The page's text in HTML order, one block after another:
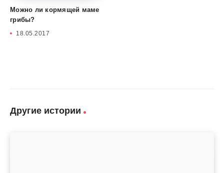
Можно ли кормящей маме
грибы?
18.05.2017
Другие истории